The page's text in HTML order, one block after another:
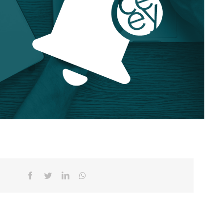
Facebook
TwitterLinkedin